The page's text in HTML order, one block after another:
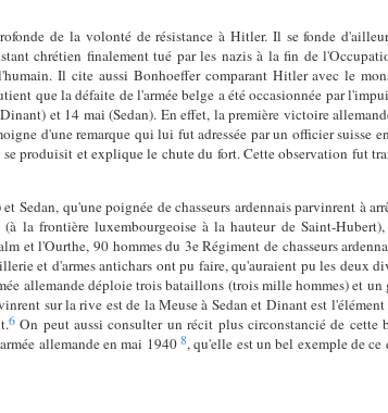
de la volonté de résistance à Hitler. Il se fonde
chrétien finalement tué par les nazis à la fin de
Il cite aussi Bonhoeffer comparant Hitler avec le
que la défaite de l'armée belge a été occasionnée par
et 14 mai (Sedan). En effet, la première victoire
d'une remarque qui lui fut adressée par un officier suisse
produisit et explique le chute du fort. Cette observation fut
Sedan, qu'une poignée de chasseurs ardennais parvinrent à
la frontière luxembourgeoise à la hauteur de Saint-
et l'Ourthe, 90 hommes du 3e Régiment de chasseurs
et d'armes antichars ont pu faire, qu'auraient pu les deux
allemande déploie trois bataillons (trois mille hommes) et un
sur la rive est de la Meuse à Sedan et Dinant est
6On peut aussi consulter un récit plus circonstancié de cette
allemande en mai 19408, qu'elle est un bel exemple de ce